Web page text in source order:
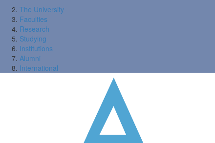
The University
Faculties
Research
Studying
Institutions
Alumni
International